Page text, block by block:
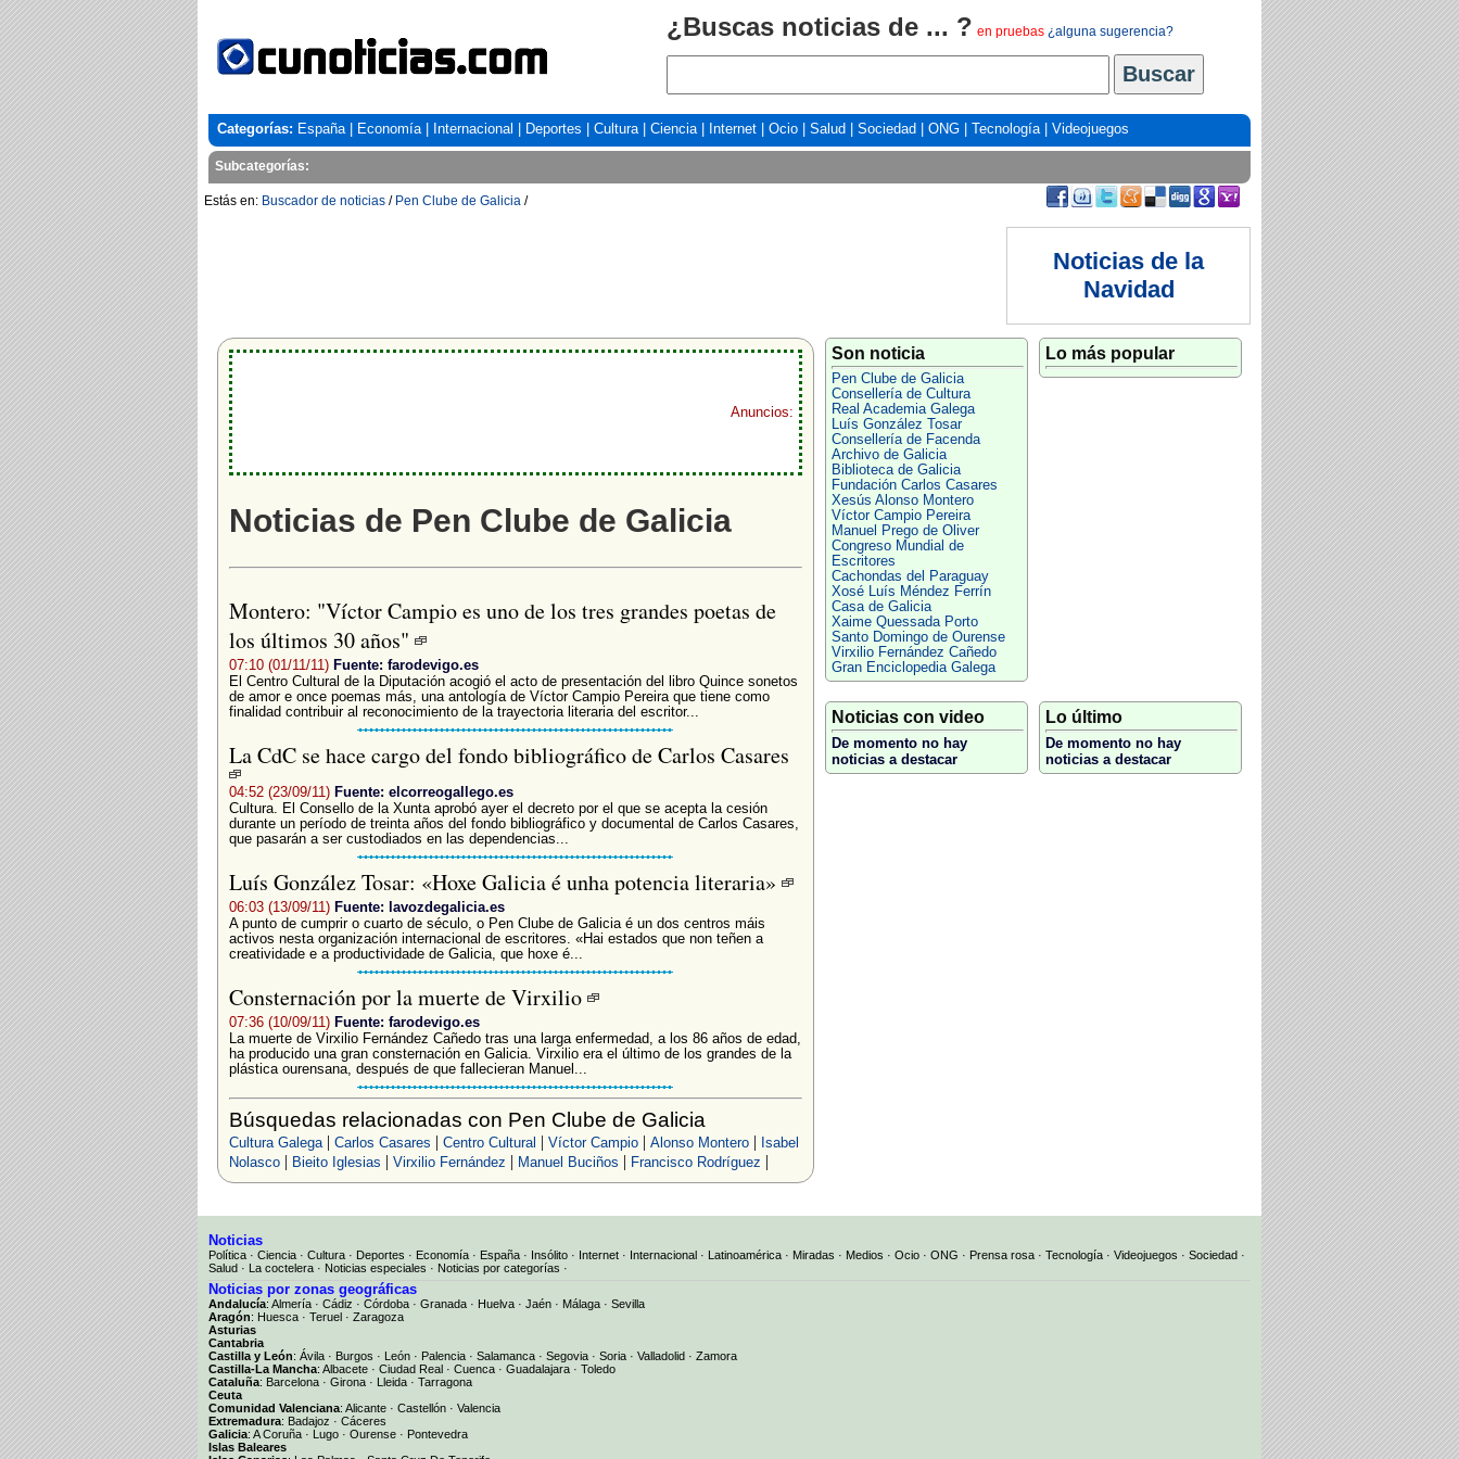
¿Buscas noticias de ... ? en pruebas ¿alguna sugerencia?
Categorías: España| Economía| Internacional Deportes Cultura| Ciencia| Internet Ocio Salud Sociedad ONG Tecnología| Videojuegos
Subcategorías:
Estás en: Buscador de noticias / Pen Clube de Galicia /
Noticias de la
Navidad
Anuncios:
Noticias de Pen Clube de Galicia
Montero: "Víctor Campio es uno de los tres grandes poetas de
los últimos 30 años"
07:10 (01/11/11) Fuente: farodevigo.es
El Centro Cultural de la Diputación acogió el acto de presentación del libro Quince sonetos
de amor e once poemas más, una antología de Víctor Campio Pereira que tiene como
finalidad contribuir al reconocimiento de la trayectoria literaria del escritor...
La CdC se hace cargo del fondo bibliográfico de Carlos Casares
04:52 (23/09/11) Fuente: elcorreogallego.es
Cultura. El Consello de la Xunta aprobó ayer el decreto por el que se acepta la cesión
durante un período de treinta años del fondo bibliográfico y documental de Carlos Casares,
que pasarán a ser custodiados en las dependencias...
Luís González Tosar: «Hoxe Galicia é unha potencia literaria»
06:03 (13/09/11) Fuente: lavozdegalicia.es
A punto de cumprir o cuarto de século, o Pen Clube de Galicia é un dos centros máis
activos nesta organización internacional de escritores. «Hai estados que non teñen a
creatividade e a productividade de Galicia, que hoxe é...
Consternación por la muerte de Virxilio
07:36 (10/09/11) Fuente: farodevigo.es
La muerte de Virxilio Fernández Cañedo tras una larga enfermedad, a los 86 años de edad,
ha producido una gran consternación en Galicia. Virxilio era el último de los grandes de la
plástica ourensana, después de que fallecieran Manuel...
Búsquedas relacionadas con Pen Clube de Galicia
Cultura Galega| Carlos Casares | Centro Cultural | Víctor Campio| Alonso Montero|
Isabel
Nolasco| Bieito Iglesias | Virxilio Fernández | Manuel Buciños | Francisco Rodríguez |
Son noticia
Pen Clube de Galicia
Consellería de Cultura
Real Academia Galega
Luís González Tosar
Consellería de Facenda
Archivo de Galicia
Biblioteca de Galicia
Fundación Carlos Casares
Xesús Alonso Montero
Víctor Campio Pereira
Manuel Prego de Oliver
Congreso Mundial de
Escritores
Cachondas del Paraguay
Xosé Luís Méndez Ferrín
Casa de Galicia
Xaime Quessada Porto
Santo Domingo de Ourense
Virxilio Fernández Cañedo
Gran Enciclopedia Galega
Lo más popular
Noticias con video
De momento no hay
noticias a destacar
Lo último
De momento no hay
noticias a destacar
Noticias
Política · Ciencia · Cultura · Deportes · Economía · España · Insólito · Internet · Internacional · Latinoamérica · Miradas · Medios · Ocio · ONG · Prensa rosa · Tecnología · Videojuegos · Sociedad ·
Salud · La coctelera · Noticias especiales · Noticias por categorías ·
Noticias por zonas geográficas
Andalucía: Almería · Cádiz · Córdoba · Granada · Huelva · Jaén · Málaga · Sevilla
Aragón: Huesca · Teruel · Zaragoza
Asturias
Cantabria
Castilla y León: Ávila · Burgos · León · Palencia · Salamanca · Segovia · Soria · Valladolid · Zamora
Castilla-La Mancha: Albacete · Ciudad Real · Cuenca · Guadalajara · Toledo
Cataluña: Barcelona · Girona · Lleida · Tarragona
Ceuta
Comunidad Valenciana: Alicante · Castellón · Valencia
Extremadura: Badajoz · Cáceres
Galicia: A Coruña · Lugo · Ourense · Pontevedra
Islas Baleares